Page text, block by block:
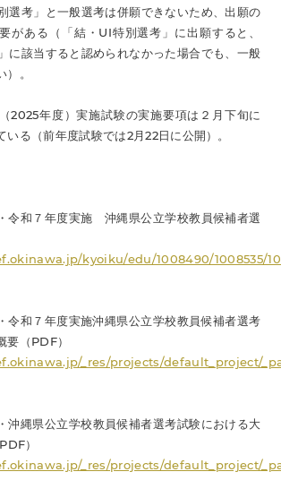
選考」と一般選考は併願できないため、出願の
がある（「結・UI特別選考」に出願すると、
に該当すると認められなかった場合でも、一般
。
2025年度）実施試験の実施要項は２月下旬に
いる（前年度試験では2月22日に公開）。
令和７年度実施 沖縄県公立学校教員候補者選
kyoiku/edu/1008490/1008535/
令和７年度実施沖縄県公立学校教員候補者選考
要（PDF）
_res/projects/default_project/
沖縄県公立学校教員候補者選考試験における大
）
_res/projects/default_project/